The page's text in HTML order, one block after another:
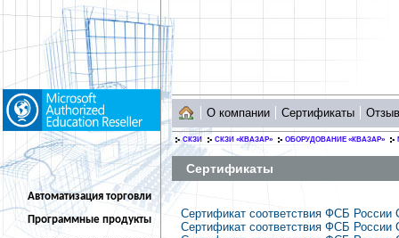
Автоматизация торговли
Программные продукты
О компании Сертификаты
СКЗИ СКЗИ «КВАЗАР» ОБОРУДОВАНИЕ «КВАЗАР»
Сертификаты
Сертификат соответствия ФСБ России
Сертификат соответствия ФСБ России